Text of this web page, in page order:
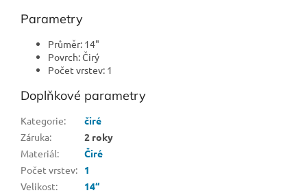
Parametry
Průměr: 14"
Povrch: Čirý
Počet vrstev: 1
Doplňkové parametry
Kategorie:
čiré
Záruka:
2 roky
Materiál:
Čiré
Počet vrstev:
1
Velikost:
14“